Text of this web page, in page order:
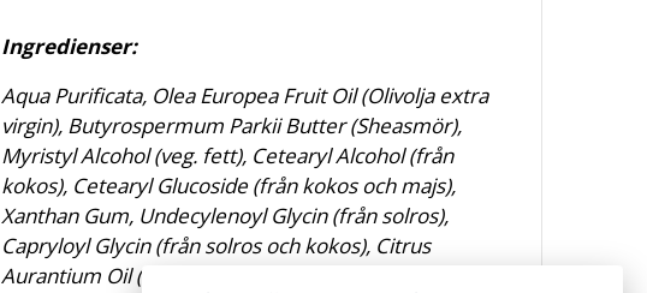
Ingredienser:
Aqua Purificata, Olea Europea Fruit Oil (Olivolja extra
virgin), Butyrospermum Parkii Butter (Sheasmör),
Myristyl Alcohol (veg. fett), Cetearyl Alcohol (från
kokos), Cetearyl Glucoside (från kokos och majs),
Xanthan Gum, Undecylenoyl Glycin (från solros),
Capryloyl Glycin (från solros och kokos), Citrus
Aurantium Oil (Petitgrainolja).